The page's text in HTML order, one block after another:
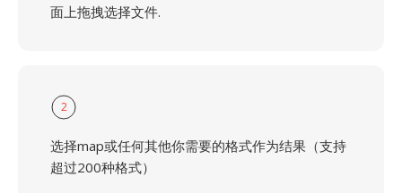
面上拖拽选择文件.
2
选择map或任何其他你需要的格式作为结果（支持
超过200种格式）